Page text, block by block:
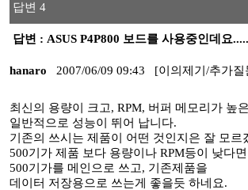
답변 4
답변 : ASUS P4P800 보드를 사용중인데요
hanaro 2007/06/09 09:43 [이의제기/추가질
최신의 용량이 크고, RPM, 버퍼 메모리가 높
일반적으로 성능이 뛰어 납니다.
기존의 쓰시는 제품이 어떤 것인지은 잘 모르
500기가 제품 보다 용량이나 RPM등이 낮다면
500기가를 메인으로 쓰고, 기존제품을
데이터 저장용으로 쓰는게 좋을듯 하네요.